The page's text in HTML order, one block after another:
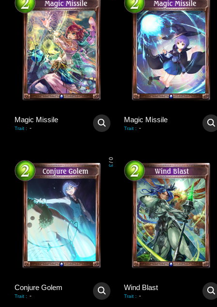
Magic Missile
Trait : -
Magic Missile
Trait : -
0
/
3
Conjure Golem
Trait : -
Wind Blast
Trait : -